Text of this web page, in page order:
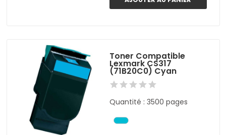
Toner Compatible
Lexmark CS317
(71B20C0) Cyan
Quantité : 3500 pages